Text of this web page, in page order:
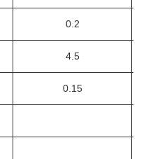
0.2
4.5
0.15